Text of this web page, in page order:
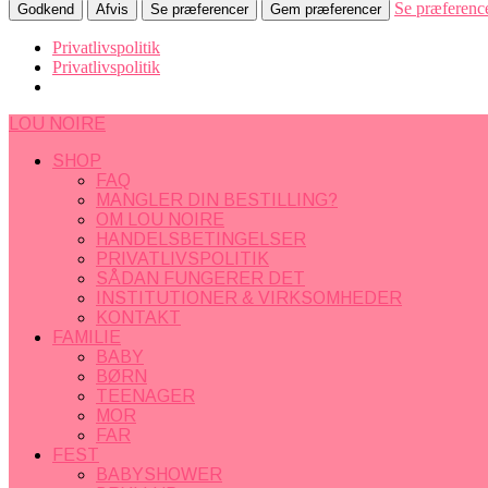
Godkend Afvis Se præferencer Gem præferencer Se
Privatlivspolitik
Privatlivspolitik
LOU NOIRE
SHOP
FAQ
MANGLER DIN BESTILLING?
OM LOU NOIRE
HANDELSBETINGELSER
PRIVATLIVSPOLITIK
SÅDAN FUNGERER DET
INSTITUTIONER & VIRKSOMHEDER
KONTAKT
FAMILIE
BABY
BØRN
TEENAGER
MOR
FAR
FEST
BABYSHOWER